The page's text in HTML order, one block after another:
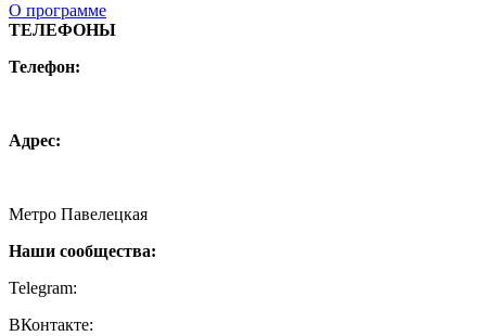
О программе
ТЕЛЕФОНЫ
Телефон:
Адрес:
Метро Павелецкая
Наши сообщества:
Telegram:
ВКонтакте: